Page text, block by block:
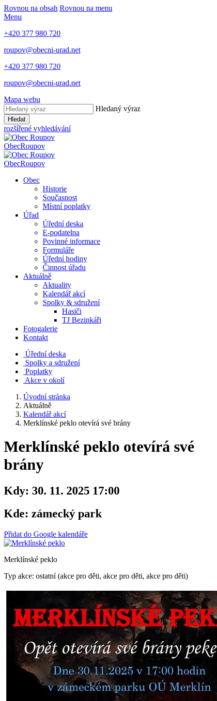
Rovnou na obsah Rovnou na menu
Menu
+420 377 980 720
roupov@obecni-urad.net
+420 377 980 720
roupov@obecni-urad.net
Mapa webu
Hledaný výraz
Hledat
rozšířené vyhledávání
ObecRoupov
ObecRoupov
Obec
Historie
Současnost
Místní poplatky
Úřad
Úřední deska
E-podatelna
Povinné informace
Formuláře
Úřední hodiny
Činnost úřadu
Aktuálně
Aktuality
Kalendář akcí
Spolky & sdružení
Hasiči
TJ Bezinkáři
Fotogalerie
Kontakt
Úřední deska
Spolky a sdružení
Poplatky
Akce v okolí
Úvodní stránka
Aktuálně
Kalendář akcí
Merklínské peklo otevírá své brány
Merklínské peklo otevírá své
brány
Kdy: 30. 11. 2025 17:00
Kde: zámecký park
Přidat do Google kalendáře
Merklínské peklo
Typ akce: ostatní (akce pro děti, akce pro děti, akce pro děti)